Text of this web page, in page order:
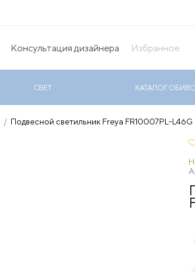
Консультация дизайнера Избранное
СВЕТ КАТАЛОГ
/ Подвесной светильник Freya FR10007PL-L46G